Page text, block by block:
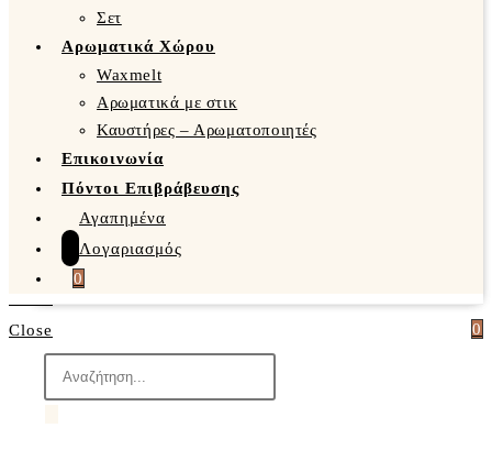
Σετ
Αρωματικά Χώρου
Waxmelt
Αρωματικά με στικ
Καυστήρες – Αρωματοποιητές
Επικοινωνία
Πόντοι Επιβράβευσης
Αγαπημένα
Λογαριασμός
0
0
Close